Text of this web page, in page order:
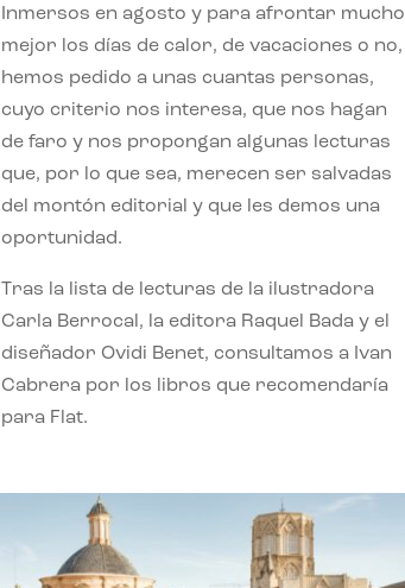
Inmersos en agosto y para afrontar mucho
mejor los días de calor, de vacaciones o no,
hemos pedido a unas cuantas personas,
cuyo criterio nos interesa, que nos hagan
de faro y nos propongan algunas lecturas
que, por lo que sea, merecen ser salvadas
del montón editorial y que les demos una
oportunidad.
Tras la lista de lecturas de la ilustradora
Carla Berrocal, la editora Raquel Bada y el
diseñador Ovidi Benet, consultamos a Ivan
Cabrera por los libros que recomendaría
para Flat.